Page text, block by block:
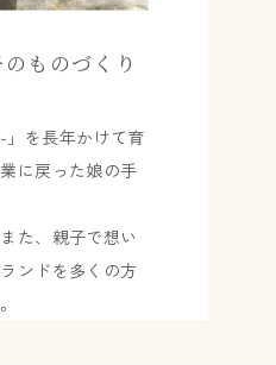
ものづくり
」を長年かけて育
に戻った娘の手
た、親子で想い
ンドを多くの方